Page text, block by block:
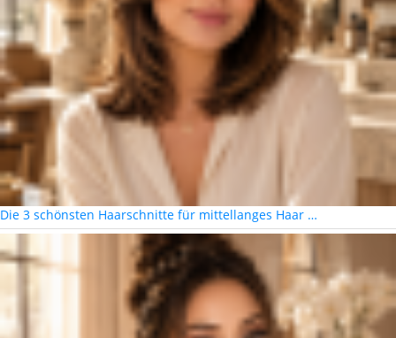
Die 3 schönsten Haarschnitte für mittellanges Haar …